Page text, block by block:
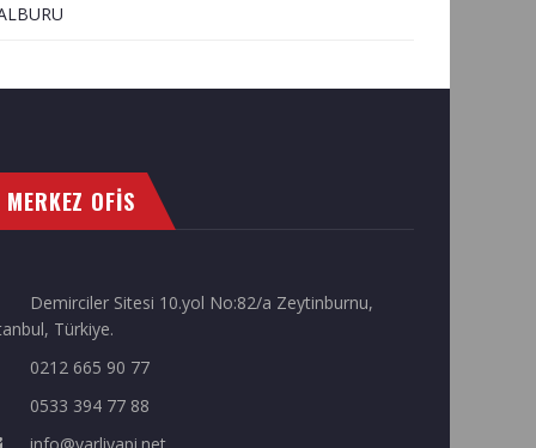
MERKEZ OFİS
Demirciler Sitesi 10.yol No:82/a Zeytinburnu,
Türkiye.
0212 665 90 77
0533 394 77 88